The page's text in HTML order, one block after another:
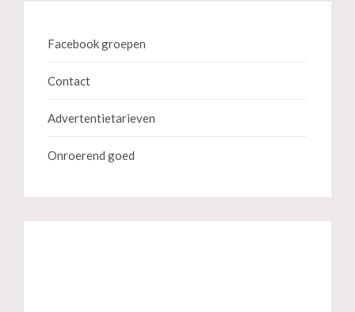
Facebook groepen
Contact
Advertentietarieven
Onroerend goed